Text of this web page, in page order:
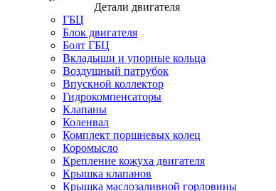
Детали двигателя
ГБЦ
Блок двигателя
Болт ГБЦ
Вкладыши и упорные кольца
Воздушный патрубок
Впускной коллектор
Гидрокомпенсаторы
Клапаны
Коленвал
Комплект поршневых колец
Коромысло
Крепление кожуха двигателя
Крышка клапанов
Крышка маслозаливной горловины